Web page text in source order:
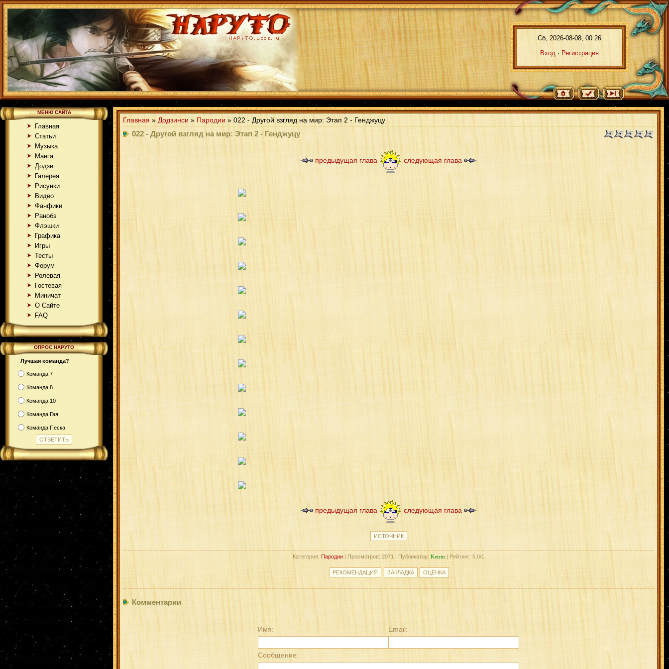
Сб, 2026-08-08, 00:26
Вход · Регистрация
МЕНЮ САЙТА
Главная
Статьи
Музыка
Манга
Додзи
Галерея
Рисунки
Видео
Фанфики
Ранобэ
Флэшки
Графика
Игры
Тесты
Форум
Ролевая
Гостевая
Миничат
О Сайте
FAQ
ОПРОС НАРУТО
Лучшая команда?
Команда 7
Команда 8
Команда 10
Команда Гая
Команда Песка
Главная » Додзинси » Пародии » 022 - Другой взгляд на мир: Этап 2 - Генджуцу
022 - Другой взгляд на мир: Этап 2 - Генджуцу
предыдущая глава следующая глава
предыдущая глава следующая глава
ИСТОЧНИК
Категория: Пародии | Просмотров: 2071 | Публикатор: Ketrin | Рейтинг: 5.0/1
Комментарии
Имя: Email:
Сообщение: